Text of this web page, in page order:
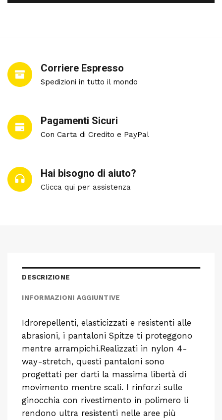
Corriere Espresso
Spedizioni in tutto il mondo
Pagamenti Sicuri
Con Carta di Credito e PayPal
Hai bisogno di aiuto?
Clicca qui per assistenza
DESCRIZIONE
INFORMAZIONI AGGIUNTIVE
Idrorepellenti, elasticizzati e resistenti alle
abrasioni, i pantaloni Spitze ti proteggono
mentre arrampichi.Realizzati in nylon 4-
way-stretch, questi pantaloni sono
progettati per darti la massima libertà di
movimento mentre scali. I rinforzi sulle
ginocchia con rivestimento in polimero li
rendono ultra resistenti nelle aree più